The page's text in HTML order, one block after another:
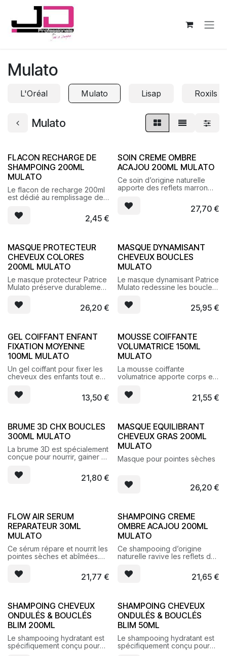
Se rendre au contenu
Mulato
L'Oréal Mulato Lisap Roxils
Mulato
FLACON RECHARGE DE
SHAMPOING 200ML
MULATO
Le flacon de recharge 200ml
est dédié au remplissage des
diluer. Ce flacon peut
également servir de
2,45€
SOIN CREME OMBRE
ACAJOU 200ML MULATO
Ce soin d’origine naturelle
apporte des reflets marron
ou colorés.
27,70€
MASQUE PROTECTEUR
CHEVEUX COLORES
200ML MULATO
Le masque protecteur Patrice
Mulato préserve durablement
des mèches. Il révèle et
sublime l’éclat des cheveux.
26,20€
MASQUE DYNAMISANT
CHEVEUX BOUCLES
MULATO
Le masque dynamisant Patrice
Mulato redessine les boucles
25,95€
GEL COIFFANT ENFANT
FIXATION MOYENNE
100ML MULATO
Un gel coiffant pour fixer les
cheveux des enfants tout en
chevelure délicate
13,50€
MOUSSE COIFFANTE
VOLUMATRICE 150ML
MULATO
La mousse coiffante
volumatrice apporte corps et
21,55€
BRUME 3D CHX BOUCLES
300ML MULATO
La brume 3D est spécialement
conçue pour nourrir, gainer et
cheveux bouclés.
21,80€
MASQUE EQUILIBRANT
CHEVEUX GRAS 200ML
MULATO
Masque pour pointes sèches
26,20€
FLOW AIR SERUM
REPARATEUR 30ML
MULATO
Ce sérum répare et nourrit les
pointes sèches et abîmées.
21,77 €
SHAMPOING CREME
OMBRE ACAJOU 200ML
MULATO
Ce shampooing d’origine
naturelle ravive les reflets des
des reflets marrons acajou
aux cheveux naturels.
21,65€
SHAMPOING CHEVEUX
ONDULÉS & BOUCLÉS
BLIM 200ML
Le shampooing hydratant est
spécifiquement conçu pour
SHAMPOING CHEVEUX
ONDULÉS & BOUCLÉS
BLIM 50ML
Le shampooing hydratant est
spécifiquement conçu pour